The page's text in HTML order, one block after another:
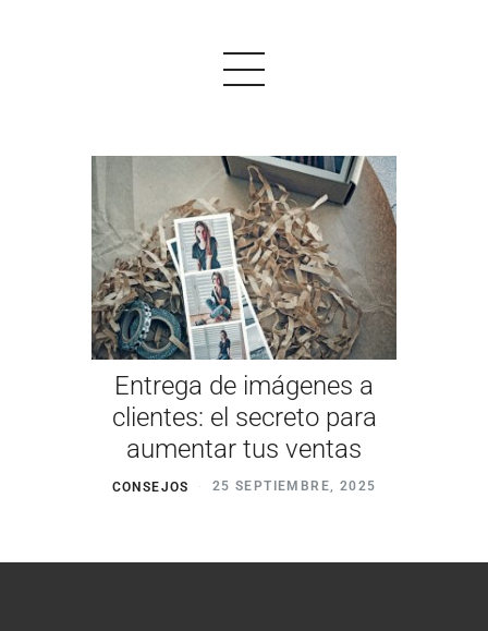
PRODUCTOS
EJEMPLOS
OPINIONES
PRECIOS
LOGIN
EMPEZAR AHORA
Entrega de imágenes a
clientes: el secreto para
aumentar tus ventas
CONSEJOS 25 SEPTIEMBRE, 2025